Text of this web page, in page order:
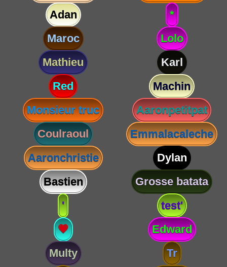
Adan
*
Maroc
Lolo
Mathieu
Karl
Red
Machin
Monsieur truc
Aaronpetitpat
Coulraoul
Emmalacaleche
Aaronchristie
Dylan
Bastien
Grosse batata
'
test'
💗
Edward
Multy
Tr